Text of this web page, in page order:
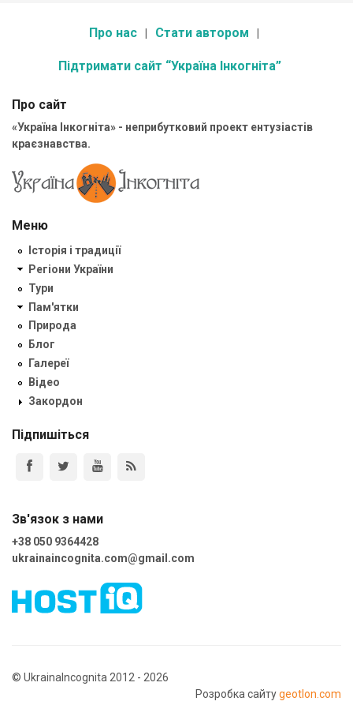
Про нас Стати автором
Підтримати сайт “Україна Інкогніта”
Про сайт
«Україна Інкогніта» - неприбутковий проект ентузіастів
краєзнавства.
Меню
Історія і традиції
Регіони України
Тури
Пам'ятки
Природа
Блог
Галереї
Відео
Закордон
Підпишіться
Зв'язок з нами
+38 050 9364428
ukrainaincognita.com@gmail.com
© UkrainaIncognita 2012 - 2026
Розробка сайтуgeotlon.com